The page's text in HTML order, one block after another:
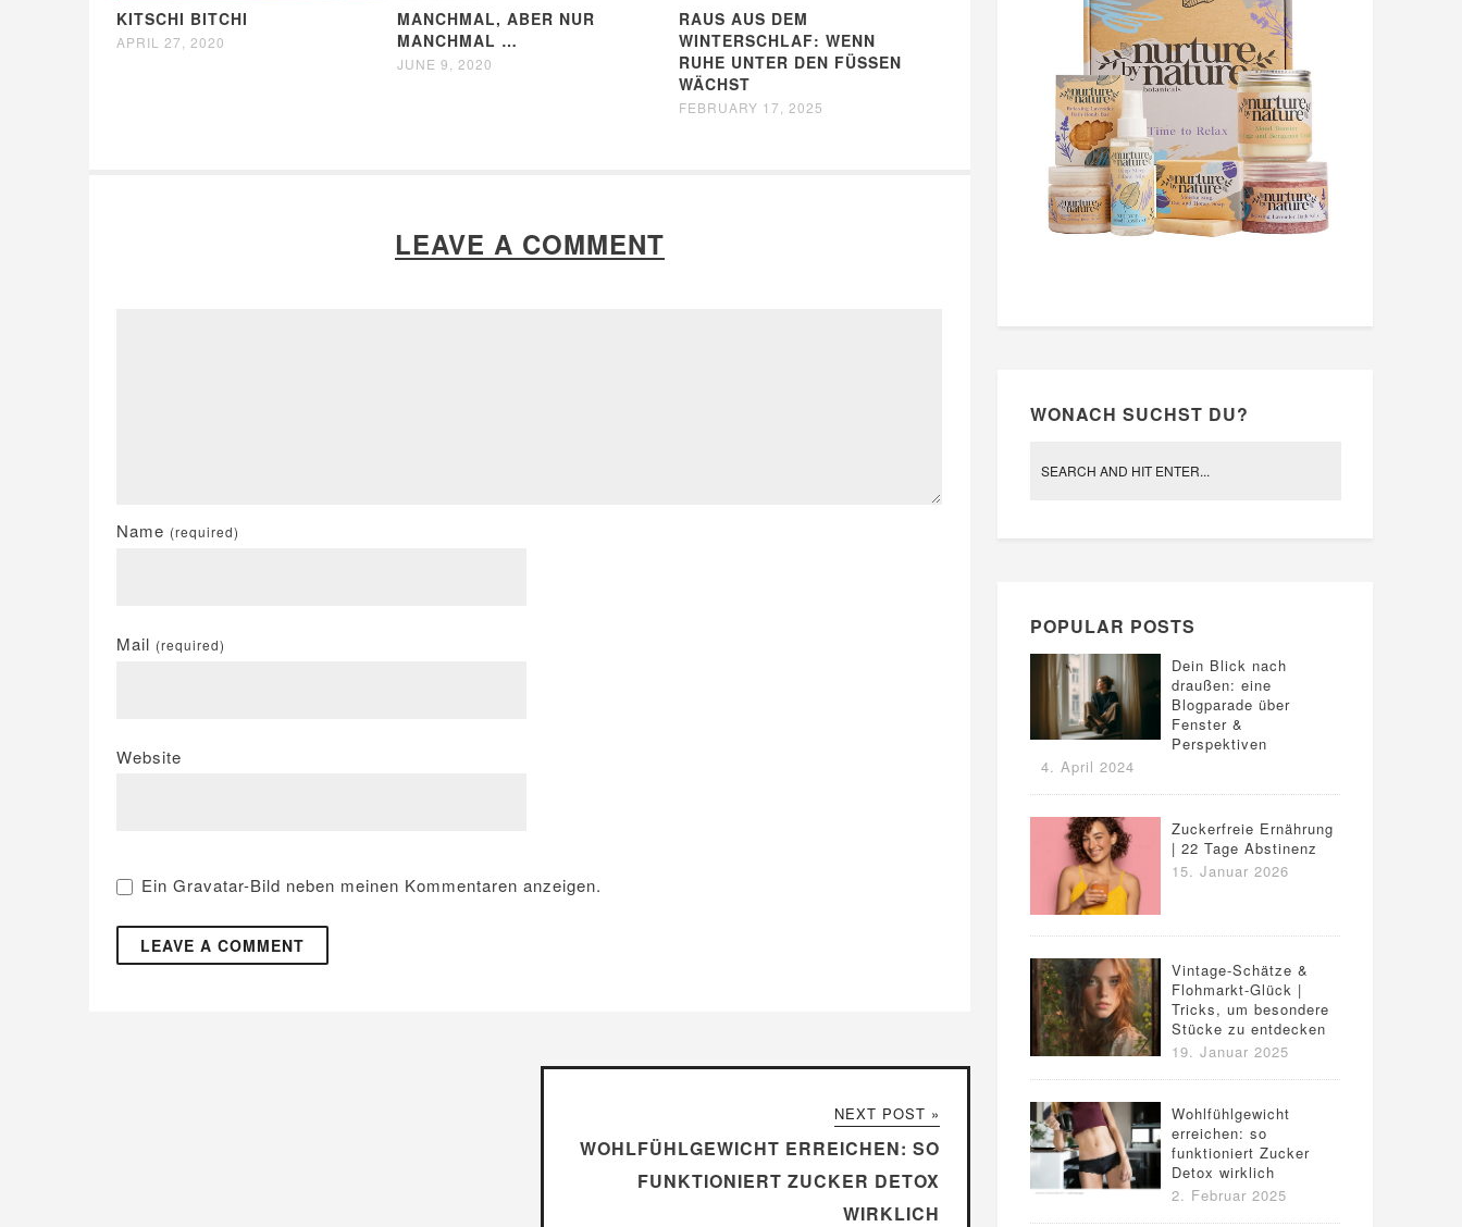
KITSCHI BITCHI
APRIL 27, 2020
MANCHMAL, ABER NUR
MANCHMAL …
JUNE 9, 2020
RAUS AUS DEM
WINTERSCHLAF: WENN
RUHE UNTER DEN FÜSSEN W
ÄCHST
FEBRUARY 17, 2025
LEAVE A COMMENT
Name (required)
Mail (required)
Website
Ein Gravatar-Bild neben meinen Kommentaren anzeigen.
NEXT POST »
WOHLFÜHLGEWICHT ERREICHEN: SO
FUNKTIONIERT ZUCKER DETOX
WIRKLICH
WONACH SUCHST DU?
POPULAR POSTS
Dein Blick nach
draußen: eine
Blogparade über
Fenster &
Perspektiven
4. April 2024
Zuckerfreie Ernährung
| 22 Tage Abstinenz
15. Januar 2026
Vintage-Schätze &
Flohmarkt-Glück |
Tricks, um besondere
Stücke zu entdecken
19. Januar 2025
Wohlfühlgewicht
erreichen: so
funktioniert Zucker
Detox wirklich
2. Februar 2025